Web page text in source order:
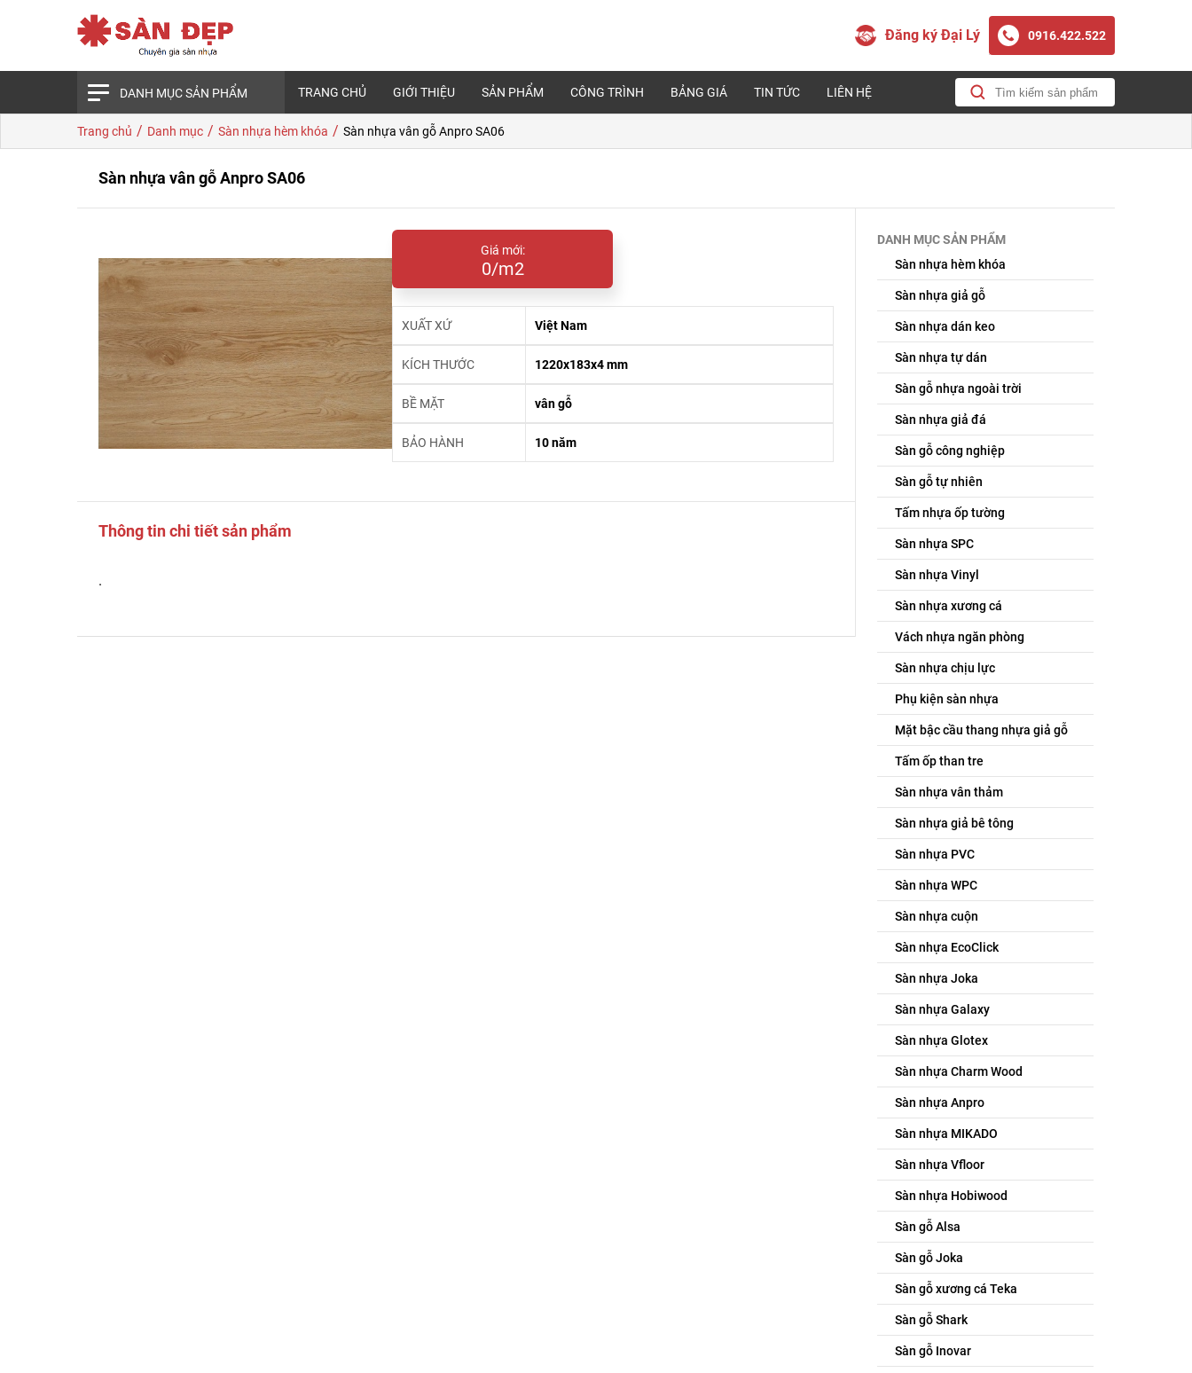
Đăng ký Đại Lý 0916.422.522
DANH MỤC SẢN PHẨM TRANG CHỦ GIỚI THIỆU SẢN PHẨM CÔNG TRÌNH BẢNG GIÁ TIN TỨC LIÊN HỆ
Trang chủ / Danh mục / Sàn nhựa hèm khóa / Sàn nhựa vân gỗ Anpro SA06
Sàn nhựa vân gỗ Anpro SA06
Giá mới:
0/m2
XUẤT XỨ Việt Nam
KÍCH THƯỚC 1220x183x4 mm
BỀ MẶT vân gỗ
BẢO HÀNH 10 năm
Thông tin chi tiết sản phẩm
.
DANH MỤC SẢN PHẨM
Sàn nhựa hèm khóa
Sàn nhựa giả gỗ
Sàn nhựa dán keo
Sàn nhựa tự dán
Sàn gỗ nhựa ngoài trời
Sàn nhựa giả đá
Sàn gỗ công nghiệp
Sàn gỗ tự nhiên
Tấm nhựa ốp tường
Sàn nhựa SPC
Sàn nhựa Vinyl
Sàn nhựa xương cá
Vách nhựa ngăn phòng
Sàn nhựa chịu lực
Phụ kiện sàn nhựa
Mặt bậc cầu thang nhựa giả gỗ
Tấm ốp than tre
Sàn nhựa vân thảm
Sàn nhựa giả bê tông
Sàn nhựa PVC
Sàn nhựa WPC
Sàn nhựa cuộn
Sàn nhựa EcoClick
Sàn nhựa Joka
Sàn nhựa Galaxy
Sàn nhựa Glotex
Sàn nhựa Charm Wood
Sàn nhựa Anpro
Sàn nhựa MIKADO
Sàn nhựa Vfloor
Sàn nhựa Hobiwood
Sàn gỗ Alsa
Sàn gỗ Joka
Sàn gỗ xương cá Teka
Sàn gỗ Shark
Sàn gỗ Inovar